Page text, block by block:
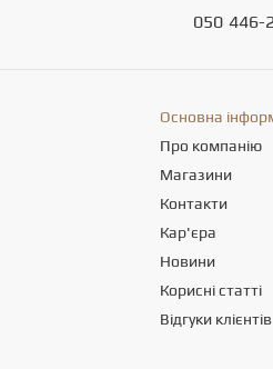
050 446-
Основна
Про компанію
Магазини
Контакти
Кар'єра
Новини
Корисні статті
Відгуки клієнтів